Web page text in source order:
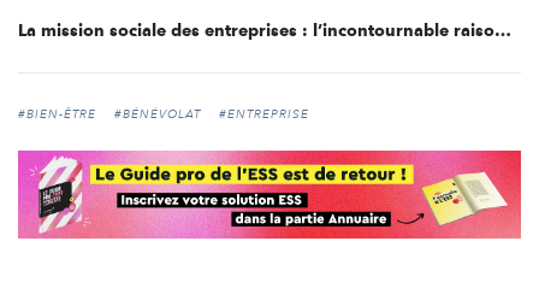
La mission sociale des entreprises : l’incontournable raison d’être à définir
#BIEN-ÊTRE #BÉNÉVOLAT #ENTREPRISE